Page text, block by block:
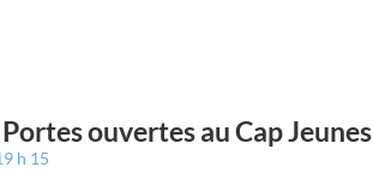
ouvertes au Cap Jeunes
h 15